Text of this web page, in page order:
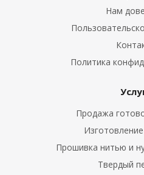
Нам
Политика
Продажа
Прошивка нитью и
Твердый